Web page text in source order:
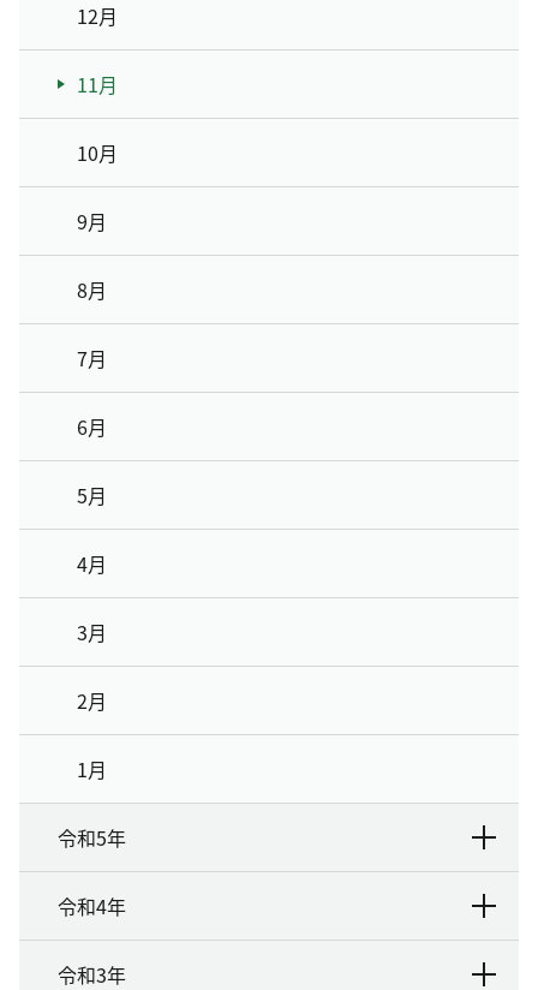
12月
11月
10月
9月
8月
7月
6月
5月
4月
3月
2月
1月
令和5年
令和4年
令和3年